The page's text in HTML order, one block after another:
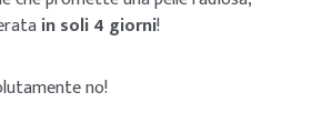
in soli 4 giorni!
no!